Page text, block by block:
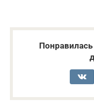
Понравилась